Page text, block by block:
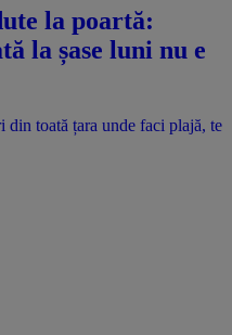
la poartă:
la șase luni nu e
toată țara unde faci plajă, te